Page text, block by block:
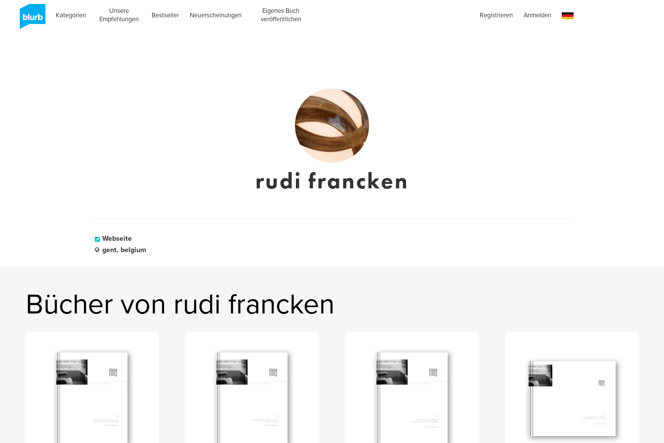
Kategorien
Unsere
Empfehlungen
Bestseller Neuerscheinungen
Eigenes Buch
veröffentlichen
Registrieren Anmelden
rudi francken
Webseite
gent, belgium
Bücher von rudi francken